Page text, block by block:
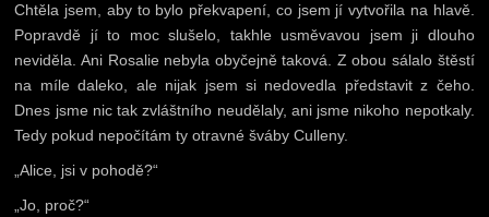
Chtěla jsem, aby to bylo překvapení, co jsem jí vytvořila na hlavě.
Popravdě jí to moc slušelo, takhle usměvavou jsem ji dlouho
neviděla. Ani Rosalie nebyla obyčejně taková. Z obou sálalo štěstí
na míle daleko, ale nijak jsem si nedovedla představit z čeho.
Dnes jsme nic tak zvláštního neudělaly, ani jsme nikoho nepotkaly.
Tedy pokud nepočítám ty otravné šváby Culleny.
„Alice, jsi v pohodě?“
„Jo, proč?“